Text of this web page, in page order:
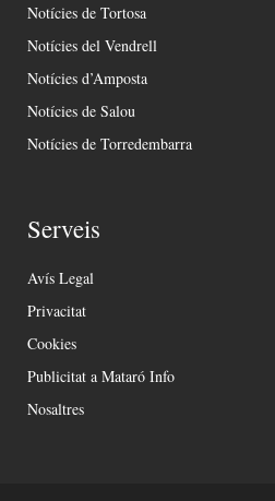
Notícies de Tortosa
Notícies del Vendrell
Notícies d’Amposta
Notícies de Salou
Notícies de Torredembarra
Serveis
Avís Legal
Privacitat
Cookies
Publicitat a Mataró Info
Nosaltres